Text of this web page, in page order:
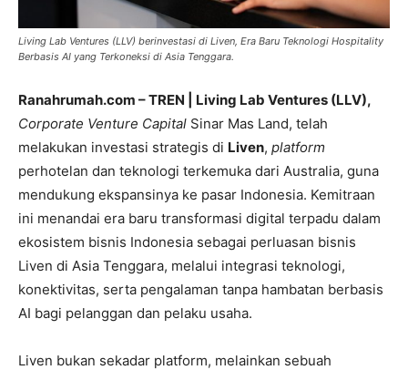
Living Lab Ventures (LLV) berinvestasi di Liven, Era Baru Teknologi Hospitality
Berbasis AI yang Terkoneksi di Asia Tenggara.
Ranahrumah.com – TREN | Living Lab Ventures (LLV),
Corporate Venture Capital Sinar Mas Land, telah
melakukan investasi strategis di Liven, platform
perhotelan dan teknologi terkemuka dari Australia, guna
mendukung ekspansinya ke pasar Indonesia. Kemitraan
ini menandai era baru transformasi digital terpadu dalam
ekosistem bisnis Indonesia sebagai perluasan bisnis
Liven di Asia Tenggara, melalui integrasi teknologi,
konektivitas, serta pengalaman tanpa hambatan berbasis
AI bagi pelanggan dan pelaku usaha.
Liven bukan sekadar platform, melainkan sebuah